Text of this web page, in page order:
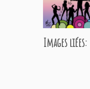
Images liées: